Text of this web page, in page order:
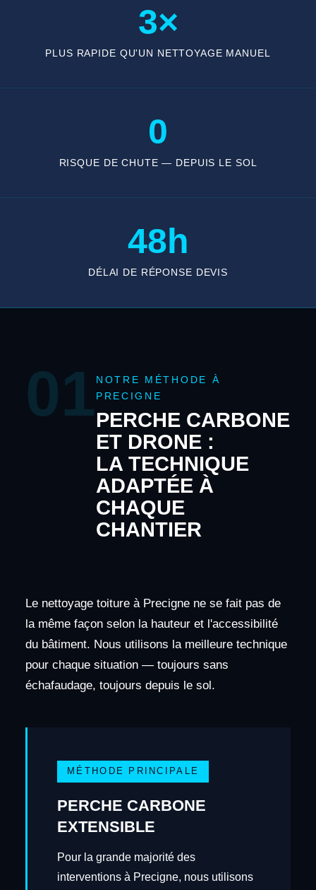
3×
PLUS RAPIDE QU'UN NETTOYAGE MANUEL
0
RISQUE DE CHUTE — DEPUIS LE SOL
48h
DÉLAI DE RÉPONSE DEVIS
01 NOTRE MÉTHODE À
PRECIGNE
PERCHE CARBONE
ET DRONE :
LA TECHNIQUE
ADAPTÉE À
CHAQUE
CHANTIER
Le nettoyage toiture à Precigne ne se fait pas de
la même façon selon la hauteur et l'accessibilité
du bâtiment. Nous utilisons la meilleure technique
pour chaque situation — toujours sans
échafaudage, toujours depuis le sol.
MÉTHODE PRINCIPALE
PERCHE CARBONE
EXTENSIBLE
Pour la grande majorité des
interventions à Precigne, nous utilisons